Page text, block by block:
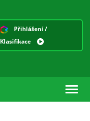
Přihlášení /
Klasifikace